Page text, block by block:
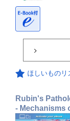
ほしいものリ
Rubin's
- Mechanisms